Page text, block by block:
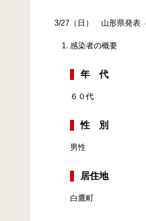
3/27（日） 山形県発表
感染者の概要
年 代
６０代
性 別
男性
居住地
白鷹町